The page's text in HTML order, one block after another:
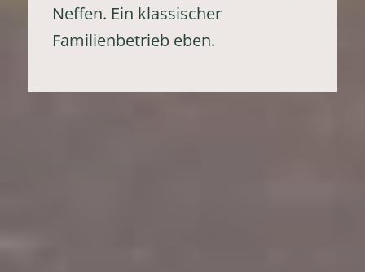
Neffen. Ein klassischer
Familienbetrieb eben.